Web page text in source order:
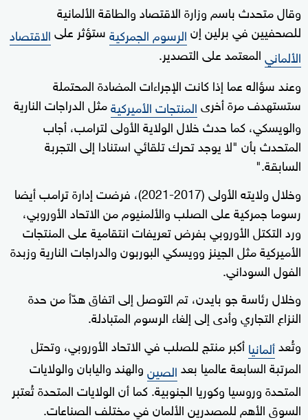
وقال متحدث باسم وزارة الاقتصاد والطاقة الألمانية
للصحفيين في برلين إنالرسوم الجمركيةستؤثر علىالاقتصاد
الألمانيالمعتمد على التصدير.
وعند سؤاله عما إذا كانت الإجراءات المضادة المحتملة
ستستهدف مرة أخرىالمنتجات الأميركيةمثل الدراجات النارية
والويسكي، كما حدث خلال الولاية الأولى لترامب، أجاب
المتحدث بأن "لا يوجد تحرك تلقائي استنادا إلى التجربة
السابقة."
وخلال ولايته الأولى (2017-2021)، فرضت إدارة ترامب أيضا
رسوما جمركية على الصلب والألمنيوم من الاتحاد الأوروبي،
ورد التكتل الأوروبي بفرض تعريفات انتقامية على المنتجات
الأميركية مثل الجينز وويسكي البوربون والدراجات النارية وزبدة
الفول السوداني.
وخلال رئاسة جو بايدن، تم التوصل إلى اتفاق هدّأ من حدة
النزاع التجاري وأدى إلى إلغاء الرسوم المتبادلة.
وتُعدألمانياأكبر منتج للصلب في الاتحاد الأوروبي، وتحتل
المرتبة السابعة عالميا بعدالصينوالهند واليابان والولايات
المتحدة وروسيا وكوريا الجنوبية. كما أن الولايات المتحدة تُعتبر
السوق الأهم للمصدرين الألمان في مختلف الصناعات.